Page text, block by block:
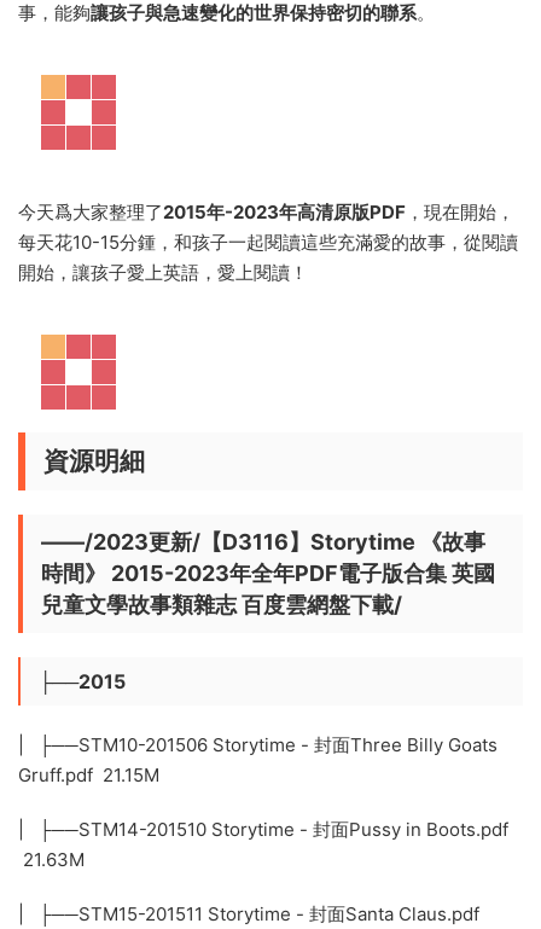
事，能夠讓孩子與急速變化的世界保持密切的聯系。
今天爲大家整理了2015年-2023年高清原版PDF ，現在開始，
每天花10-15分鍾，和孩子一起閱讀這些充滿愛的故事，從閱讀
開始，讓孩子愛上英語，愛上閱讀！
資源明細
——/2023更新/【D3116】Storytime 《故事
時間》 2015-2023年全年PDF電子版合集 英國
兒童文學故事類雜志 百度雲網盤下載/
├──2015
| ├──STM10-201506 Storytime - 封面Three Billy Goats
Gruff.pdf 21.15M
| ├──STM14-201510 Storytime - 封面Pussy in Boots.pdf
21.63M
| ├──STM15-201511 Storytime - 封面Santa Claus.pdf